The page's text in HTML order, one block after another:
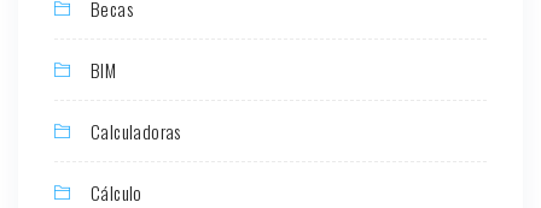
Becas
BIM
Calculadoras
Cálculo